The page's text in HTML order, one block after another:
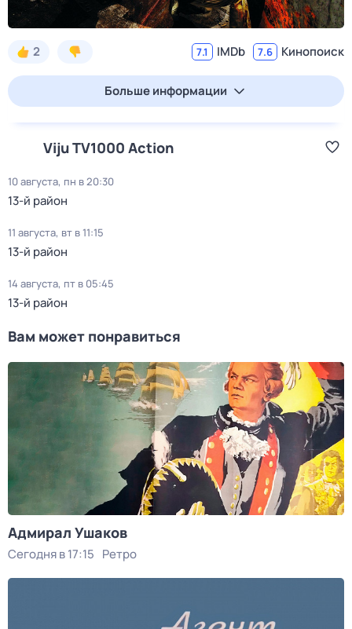
2 7.1 IMDb 7.6 Кинопоиск
Больше информации
Viju TV1000 Action
10 августа, пн в 20:30
13-й район
11 августа, вт в 11:15
13-й район
14 августа, пт в 05:45
13-й район
Вам может понравиться
Адмирал Ушаков
Сегодня в 17:15 Ретро